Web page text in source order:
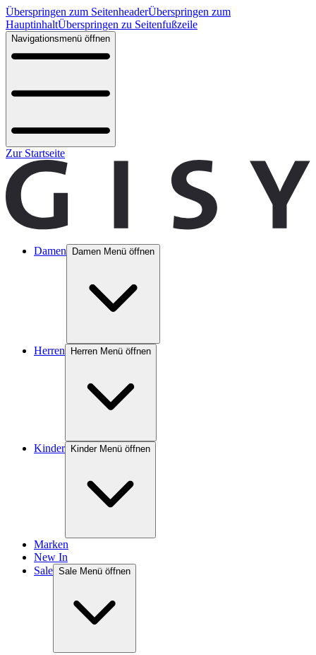
Überspringen zum SeitenheaderÜberspringen zum
HauptinhaltÜberspringen zu Seitenfußzeile
Navigationsmenü öffnen
Zur Startseite
Damen Damen Menü öffnen
Herren Herren Menü öffnen
Kinder Kinder Menü öffnen
Marken
New In
Sale Sale Menü öffnen